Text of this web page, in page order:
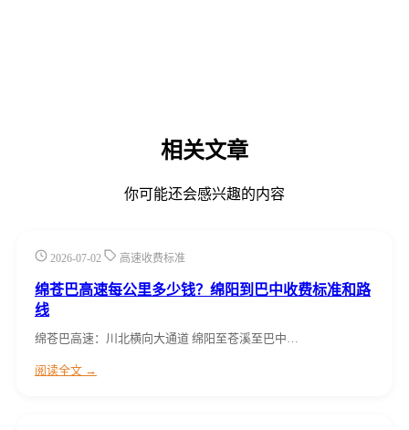
相关文章
你可能还会感兴趣的内容
2026-07-02 高速收费标准
绵苍巴高速每公里多少钱？绵阳到巴中收费标准和路
线
绵苍巴高速：川北横向大通道 绵阳至苍溪至巴中…
阅读全文 →